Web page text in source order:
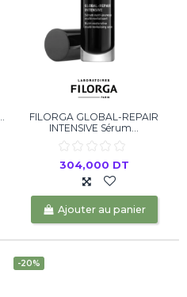
FILORGA GLOBAL-REPAIR
INTENSIVE Sérum...
304,000 DT
Ajouter au panier
-20%